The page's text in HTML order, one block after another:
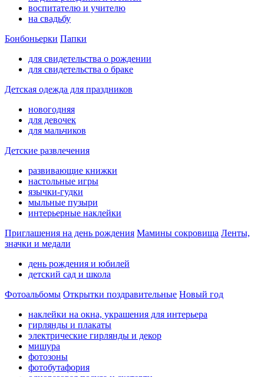
воспитателю и учителю
на свадьбу
Бонбоньерки Папки
для свидетельства о рождении
для свидетельства о браке
Детская одежда для праздников
новогодняя
для девочек
для мальчиков
Детские развлечения
развивающие книжки
настольные игры
язычки-гудки
мыльные пузыри
интерьерные наклейки
Приглашения на день рождения Мамины сокровища Ленты,
значки и медали
день рождения и юбилей
детский сад и школа
Фотоальбомы Открытки поздравительные Новый год
наклейки на окна, украшения для интерьера
гирлянды и плакаты
электрические гирлянды и декор
мишура
фотозоны
фотобутафория